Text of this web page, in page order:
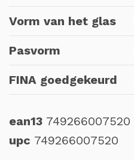
Vorm van het glas
Pasvorm
FINA goedgekeurd
ean13 749266007520
upc 749266007520